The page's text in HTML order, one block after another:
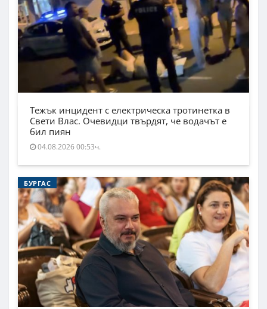
Тежък инцидент с електрическа тротинетка в
Свети Влас. Очевидци твърдят, че водачът е
бил пиян
04.08.2026 00:53ч.
БУРГАС